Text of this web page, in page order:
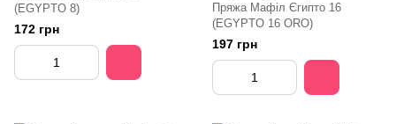
(EGYPTO 8)
172 грн
Пряжа Мафіл Єгипто 16
(EGYPTO 16 ORO)
197 грн